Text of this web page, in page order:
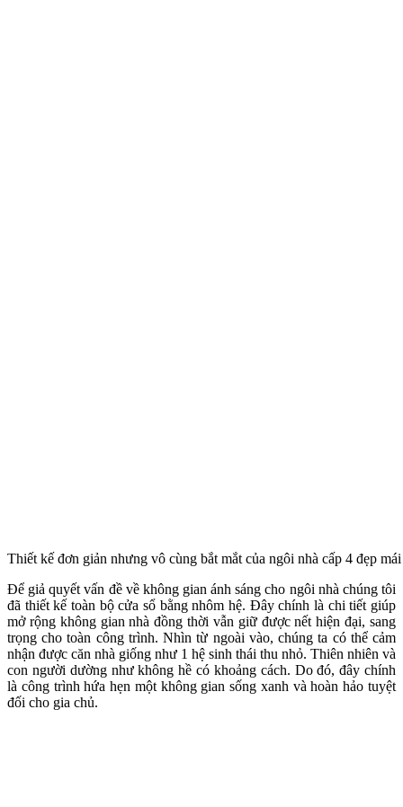
Thiết kế đơn giản nhưng vô cùng bắt mắt của ngôi nhà cấp 4 đẹp
Để giả quyết vấn đề về không gian ánh sáng cho ngôi nhà chúng tôi
đã thiết kế toàn bộ cửa sổ bằng nhôm hệ. Đây chính là chi tiết giúp
mở rộng không gian nhà đồng thời vẫn giữ được nết hiện đại, sang
trọng cho toàn công trình. Nhìn từ ngoài vào, chúng ta có thể cảm
nhận được căn nhà giống như 1 hệ sinh thái thu nhỏ. Thiên nhiên và
con người dường như không hề có khoảng cách. Do đó, đây chính
là công trình hứa hẹn một không gian sống xanh và hoàn hảo tuyệt
đối cho gia chủ.​